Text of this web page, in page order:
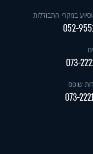
וסיוע במקרי התבוללות
052-
073-
שופס
073-